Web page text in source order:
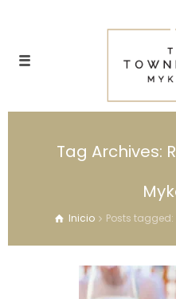
Tag Archives:
Inicio Posts